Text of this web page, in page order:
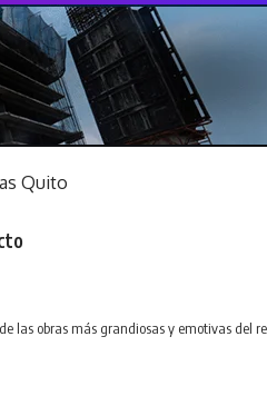
las obras más grandiosas y emotivas del